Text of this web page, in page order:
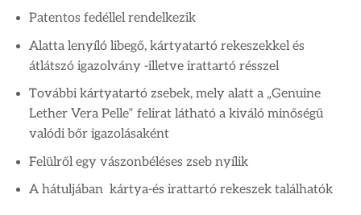
Patentos fedéllel rendelkezik
Alatta lenyíló libegő, kártyatartó rekeszekkel és
átlátszó igazolvány -illetve irattartó résszel
További kártyatartó zsebek, mely alatt a „Genuine
Lether Vera Pelle” felirat látható a kiváló minőségű
valódi bőr igazolásaként
Felülről egy vászonbéléses zseb nyílik
A hátuljában kártya-és irattartó rekeszek találhatók